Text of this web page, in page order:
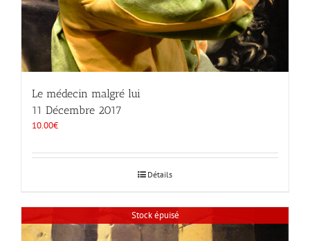
Le médecin malgré lui
11 Décembre 2017
10.00€
Détails
Stock épuisé